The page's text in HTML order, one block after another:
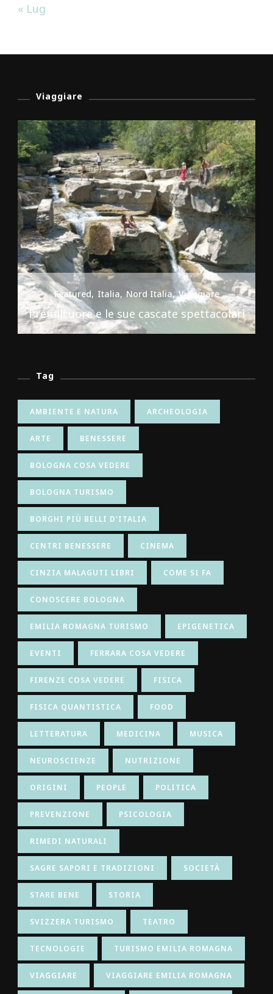
« Lug
Viaggiare
Featured Italia Nord Italia Viaggiare
Premilcuore e le sue cascate spettacolari
Tag
AMBIENTE E NATURA ARCHEOLOGIA
ARTE BENESSERE
BOLOGNA COSA VEDERE
BOLOGNA TURISMO
BORGHI PIÙ BELLI D'ITALIA
CENTRI BENESSERE CINEMA
CINZIA MALAGUTI LIBRI COME SI FA
CONOSCERE BOLOGNA
EMILIA ROMAGNA TURISMO EPIGENETICA
EVENTI FERRARA COSA VEDERE
FIRENZE COSA VEDERE FISICA
FISICA QUANTISTICA FOOD
LETTERATURA MEDICINA MUSICA
NEUROSCIENZE NUTRIZIONE
ORIGINI PEOPLE POLITICA
PREVENZIONE PSICOLOGIA
RIMEDI NATURALI
SAGRE SAPORI E TRADIZIONI SOCIETÀ
STARE BENE STORIA
SVIZZERA TURISMO TEATRO
TECNOLOGIE TURISMO EMILIA ROMAGNA
VIAGGIARE VIAGGIARE EMILIA ROMAGNA